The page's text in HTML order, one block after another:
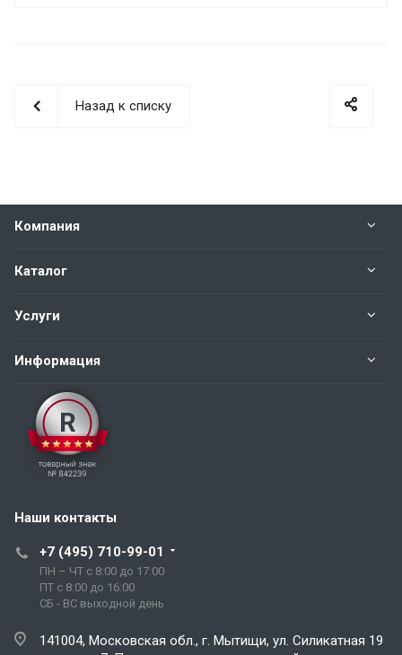
Назад к списку
Компания
Каталог
Услуги
Информация
Наши контакты
+7 (495) 710-99-01
ПН – ЧТ с 8:00 до 17:00
ПТ с 8:00 до 16:00
СБ - ВС выходной день
141004, Московская обл., г. Мытищи, ул. Силикатная 19